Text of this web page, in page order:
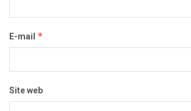
E-mail *
Site web